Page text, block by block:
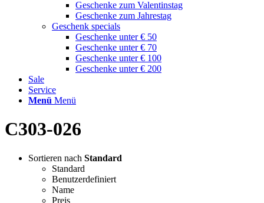
Geschenke zum Valentinstag
Geschenke zum Jahrestag
Geschenk specials
Geschenke unter € 50
Geschenke unter € 70
Geschenke unter € 100
Geschenke unter € 200
Sale
Service
Menü Menü
C303-026
Sortieren nach Standard
Standard
Benutzerdefiniert
Name
Preis